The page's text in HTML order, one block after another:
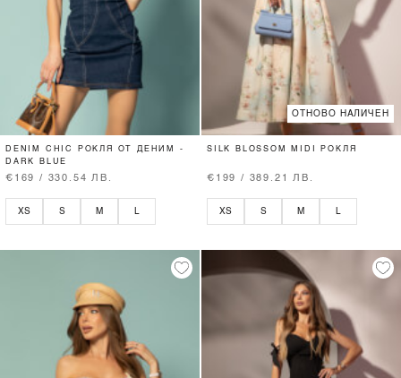
DENIM CHIC РОКЛЯ ОТ ДЕНИМ -
DARK BLUE
€169 / 330.54 ЛВ.
XS S M L
ОТНОВО НАЛИЧЕН
SILK BLOSSOM MIDI РОКЛЯ
€199 / 389.21 ЛВ.
XS S M L